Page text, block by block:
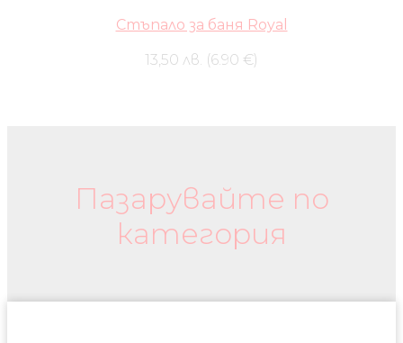
Стъпало за баня Royal
13,50 лв. (6.90 €)
Пазарувайте по
категория